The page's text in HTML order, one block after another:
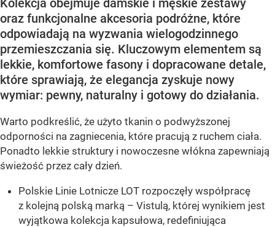
oraz funkcjonalne akcesoria podróżne, które
odpowiadają na wyzwania wielogodzinnego
przemieszczania się. Kluczowym elementem są
lekkie, komfortowe fasony i dopracowane detale,
które sprawiają, że elegancja zyskuje nowy
wymiar: pewny, naturalny i gotowy do działania.
Warto podkreślić, że użyto tkanin o podwyższonej
odporności na zagniecenia, które pracują z ruchem ciała.
Ponadto lekkie struktury i nowoczesne włókna zapewniają
świeżość przez cały dzień.
Polskie Linie Lotnicze LOT rozpoczęły współpracę
z kolejną polską marką – Vistulą, której wynikiem jest
wyjątkowa kolekcja kapsułowa, redefiniująca